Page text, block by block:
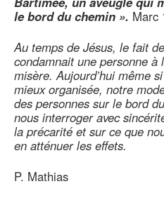
le bord du chemin ». Marc
Au temps de Jésus, le fait
condamnait une personne
misère. Aujourd’hui même
mieux organisée, notre
des personnes sur le bord
nous interroger avec
la précarité et sur ce que
en atténuer les effets.
P. Mathias